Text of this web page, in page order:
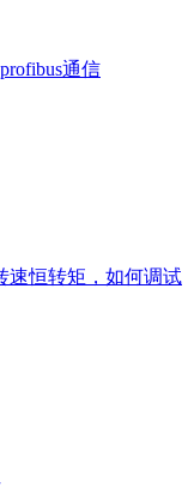
通信
速恒转矩，如何调试